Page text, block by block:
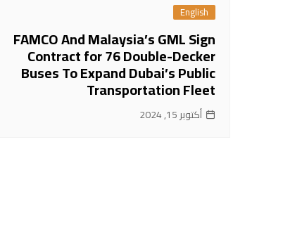
English
FAMCO And Malaysia’s GML Sign
Contract for 76 Double-Decker
Buses To Expand Dubai’s Public
Transportation Fleet
أكتوبر 15, 2024